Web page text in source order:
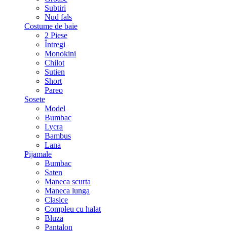
Subtiri
Nud fals
Costume de baie
2 Piese
Întregi
Monokini
Chilot
Sutien
Short
Pareo
Sosete
Model
Bumbac
Lycra
Bambus
Lana
Pijamale
Bumbac
Saten
Maneca scurta
Maneca lunga
Clasice
Compleu cu halat
Bluza
Pantalon